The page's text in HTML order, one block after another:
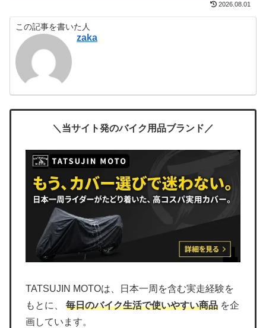
2026.08.01
この記事を書いた人
zaka
＼当サイト発のバイク用品ブランド／
TATSUJIN MOTOは、日本一周を含む実走経験を
もとに、 毎日のバイク生活で使いやすい商品 を企
画しています。